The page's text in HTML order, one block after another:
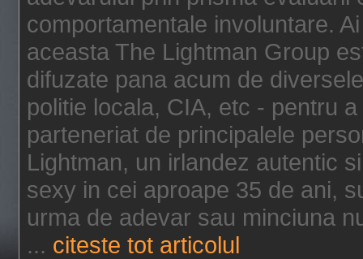
comportamentale involuntare.
aceasta The Lightman Group
difuzate pana acum de
politie locala, CIA, etc - pentru
parteneriat de principalele
Lightman, un irlandez autentic
sexy in cei aproape 35 de ani,
urma de adevar sau minciuna
... citeste tot articolul